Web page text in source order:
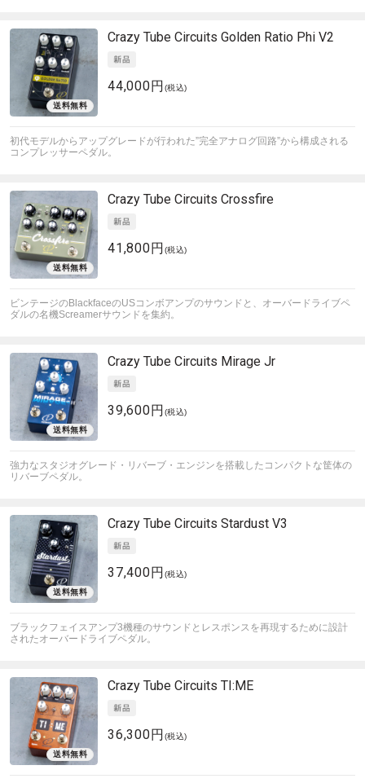
Crazy Tube Circuits Golden Ratio Phi V2
44,000円 (税込)
初代モデルからアップグレードが行われた”完全アナログ回路”から構成される
コンプレッサーペダル。
Crazy Tube Circuits Crossfire
41,800円 (税込)
ビンテージのBlackfaceのUSコンボアンプのサウンドと、オーバードライブペ
ダルの名機Screamerサウンドを集約。
Crazy Tube Circuits Mirage Jr
39,600円 (税込)
強力なスタジオグレード・リバーブ・エンジンを搭載したコンパクトな筐体の
リバーブペダル。
Crazy Tube Circuits Stardust V3
37,400円 (税込)
ブラックフェイスアンプ3機種のサウンドとレスポンスを再現するために設計
されたオーバードライブペダル。
Crazy Tube Circuits TI:ME
36,300円 (税込)